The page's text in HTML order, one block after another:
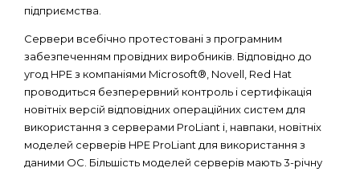
підприємства.
Сервери всебічно протестовані з програмним
забезпеченням провідних виробників. Відповідно до
угод HPE з компаніями Microsoft®, Novell, Red Hat
проводиться безперервний контроль і сертифікація
новітніх версій відповідних операційних систем для
використання з серверами ProLiant і, навпаки, новітніх
моделей серверів HPE ProLiant для використання з
даними ОС. Більшість моделей серверів мають 3-річну